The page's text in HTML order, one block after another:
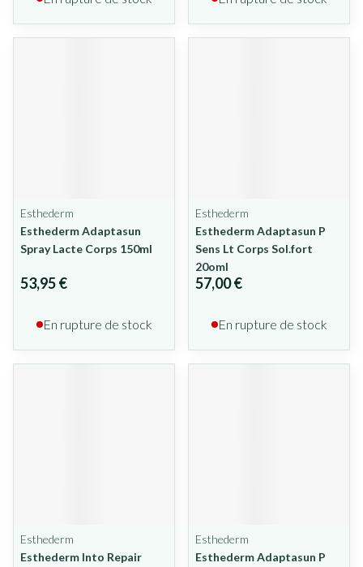
Esthederm
Esthederm Adaptasun
Spray Lacte Corps 150ml
53,95 €
En rupture de stock
Esthederm
Esthederm Adaptasun P
Sens Lt Corps Sol.fort
20oml
57,00 €
En rupture de stock
Esthederm
Esthederm Into Repair
Esthederm
Esthederm Adaptasun P